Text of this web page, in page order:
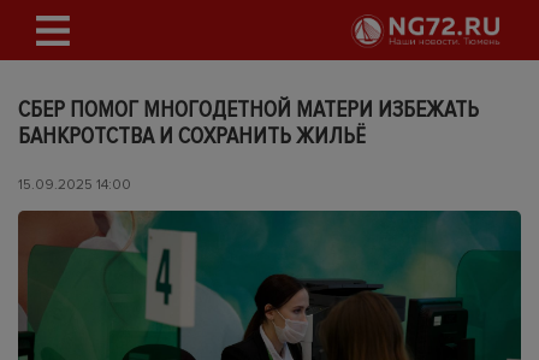
СБЕР ПОМОГ МНОГОДЕТНОЙ МАТЕРИ ИЗБЕЖАТЬ
БАНКРОТСТВА И СОХРАНИТЬ ЖИЛЬЁ
15.09.2025 14:00